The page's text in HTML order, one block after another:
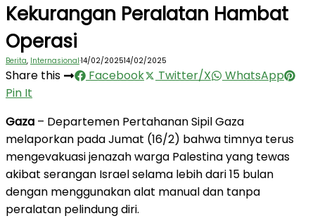
Kekurangan Peralatan Hambat
Operasi
Berita, Internasional·14/02/202514/02/2025
Share this Facebook Twitter/X
WhatsApp
Pin It
Gaza – Departemen Pertahanan Sipil Gaza
melaporkan pada Jumat (16/2) bahwa timnya terus
mengevakuasi jenazah warga Palestina yang tewas
akibat serangan Israel selama lebih dari 15 bulan
dengan menggunakan alat manual dan tanpa
peralatan pelindung diri.